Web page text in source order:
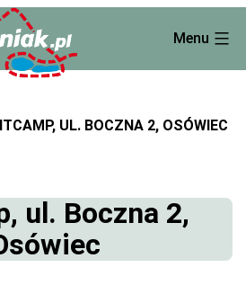
Menu
UL. BOCZNA 2, OSÓWIEC
ul. Boczna 2,